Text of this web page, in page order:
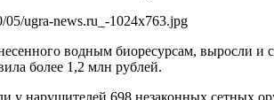
05/ugra-news.ru_-1024x763.jpg
водным биоресурсам, выросли и
более 1,2 млн рублей.